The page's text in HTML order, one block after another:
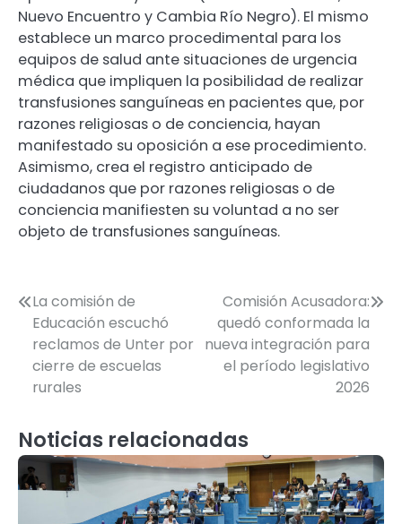
Nuevo Encuentro y Cambia Río Negro). El mismo
establece un marco procedimental para los
equipos de salud ante situaciones de urgencia
médica que impliquen la posibilidad de realizar
transfusiones sanguíneas en pacientes que, por
razones religiosas o de conciencia, hayan
manifestado su oposición a ese procedimiento.
Asimismo, crea el registro anticipado de
ciudadanos que por razones religiosas o de
conciencia manifiesten su voluntad a no ser
objeto de transfusiones sanguíneas.
Navegación
de
entradas
La comisión de
Educación escuchó
reclamos de Unter por
cierre de escuelas
rurales
Comisión Acusadora:
quedó conformada la
nueva integración para
el período legislativo
2026
Noticias relacionadas